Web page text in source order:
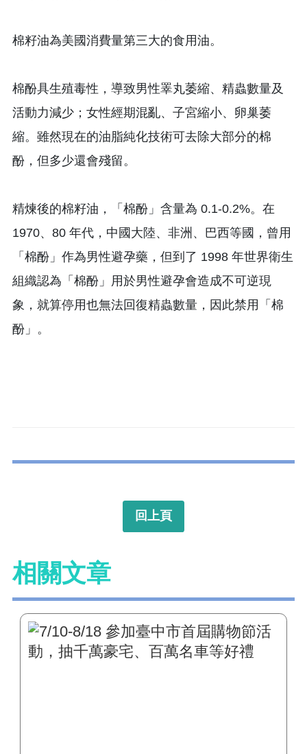
棉籽油為美國消費量第三大的食用油。
棉酚具生殖毒性，導致男性睪丸萎縮、精蟲數量及
活動力減少；女性經期混亂、子宮縮小、卵巢萎
縮。雖然現在的油脂純化技術可去除大部分的棉
酚，但多少還會殘留。
精煉後的棉籽油，「棉酚」含量為 0.1-0.2%。在
1970、80 年代，中國大陸、非洲、巴西等國，曾用
「棉酚」作為男性避孕藥，但到了 1998 年世界衛生
組織認為「棉酚」用於男性避孕會造成不可逆現
象，就算停用也無法回復精蟲數量，因此禁用「棉
酚」。
回上頁
相關文章